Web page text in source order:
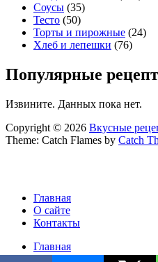
Соусы (35)
Тесто (50)
Торты и пирожные (24)
Хлеб и лепешки (76)
Популярные
Извините. Данных пока нет.
Copyright © 2026 Вкусные
Theme: Catch Flames by Catch
Главная
О сайте
Контакты
Главная
О сайте